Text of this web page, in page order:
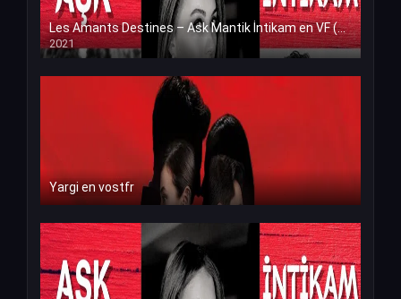
Les Amants Destines – Ask Mantik İntikam en VF (Voix Francaise)
2021
Yargi en vostfr